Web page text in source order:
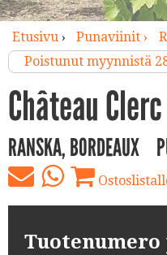
Etusivu› Punaviinit ›
Poistunut myynnistä
Château
RANSKA, BORDEAUX